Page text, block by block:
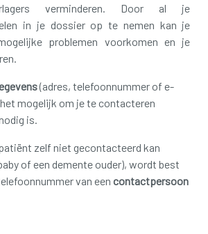
verminderen. Door al je
in je dossier op te nemen kan je
problemen voorkomen en je
(adres, telefoonnummer of e-
mogelijk om je te contacteren
is.
zelf niet gecontacteerd kan
of een demente ouder), wordt best
van eencontactpersoon